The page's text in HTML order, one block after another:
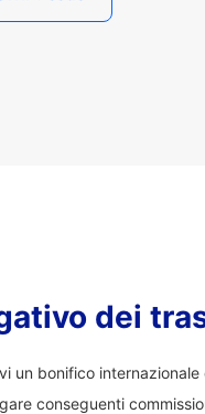
dei
un bonifico
conseguenti